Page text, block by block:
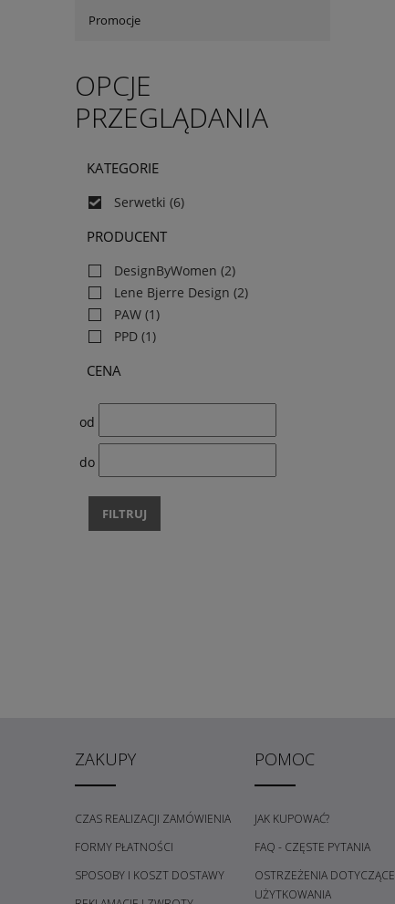
Promocje
OPCJE
PRZEGLĄDANIA
KATEGORIE
Serwetki (6)
PRODUCENT
DesignByWomen (2)
Lene Bjerre Design (2)
PAW (1)
PPD (1)
CENA
od
do
FILTRUJ
ZAKUPY
CZAS REALIZACJI ZAMÓWIENIA
FORMY PŁATNOŚCI
SPOSOBY I KOSZT DOSTAWY
POMOC
JAK KUPOWAĆ?
FAQ - CZĘSTE PYTANIA
OSTRZEŻENIA DOTYCZĄCE
UŻYTKOWANIA